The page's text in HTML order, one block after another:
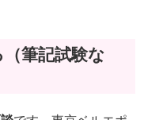
筆記試験な